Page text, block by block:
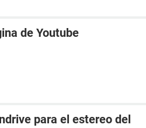
de Youtube
para el estereo del